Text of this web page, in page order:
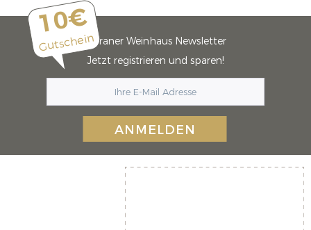
10€
GutscheinMeraner Weinhaus Newsletter
Jetzt registrieren und sparen!
ANMELDEN